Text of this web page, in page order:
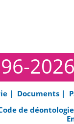
2026
| Documents |
de